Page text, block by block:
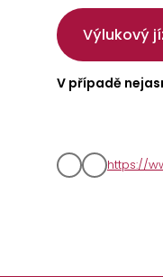
Výlukový
V případě
https://